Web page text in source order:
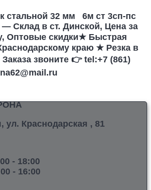
стальной 32 мм 6м ст 3сп-пс
Склад в ст. Динской, Цена за
Оптовые скидки★ Быстрая
краю ★ Резка в
звоните 👉 tel:+7 (861)
ул. Краснодарская , 81
- 18:00
- 16:00